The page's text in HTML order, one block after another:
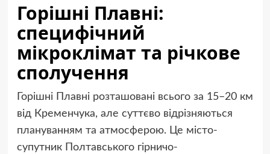
Горішні Плавні:
специфічний
мікроклімат та річкове
сполучення
Горішні Плавні розташовані всього за 15–20 км
від Кременчука, але суттєво відрізняються
плануванням та атмосферою. Це місто-
супутник Полтавського гірничо-